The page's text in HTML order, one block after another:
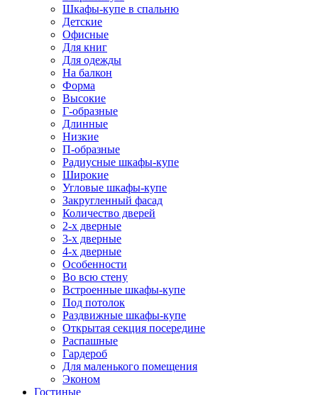
Шкафы-купе в спальню
Детские
Офисные
Для книг
Для одежды
На балкон
Форма
Высокие
Г-образные
Длинные
Низкие
П-образные
Радиусные шкафы-купе
Широкие
Угловые шкафы-купе
Закругленный фасад
Количество дверей
2-х дверные
3-х дверные
4-х дверные
Особенности
Во всю стену
Встроенные шкафы-купе
Под потолок
Раздвижные шкафы-купе
Открытая секция посередине
Распашные
Гардероб
Для маленького помещения
Эконом
Гостиные